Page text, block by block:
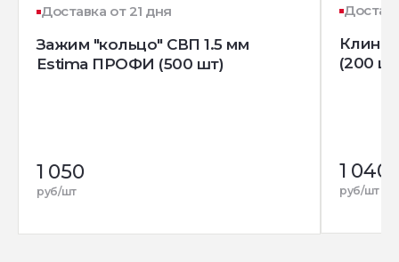
Доставка от 21 дня
Зажим "кольцо" СВП 1.5 мм
Estima ПРОФИ (500 шт)
1 050
руб/шт
Клин
(200
1 040
руб/шт